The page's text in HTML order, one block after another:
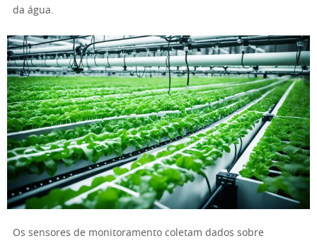
da água.
Os sensores de monitoramento coletam dados sobre